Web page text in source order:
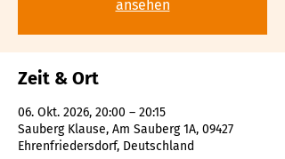
ansehen
Zeit & Ort
06. Okt. 2026, 20:00 – 20:15
Sauberg Klause, Am Sauberg 1A, 09427
Ehrenfriedersdorf, Deutschland